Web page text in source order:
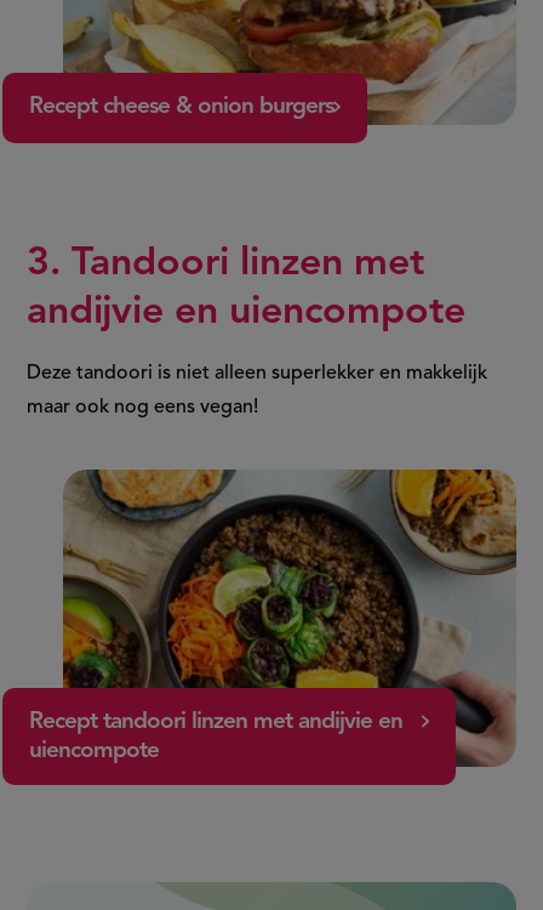
Recept cheese & onion burgers
3. Tandoori linzen met
andijvie en uiencompote
Deze tandoori is niet alleen superlekker en makkelijk
maar ook nog eens vegan!
Recept tandoori linzen met andijvie en
uiencompote